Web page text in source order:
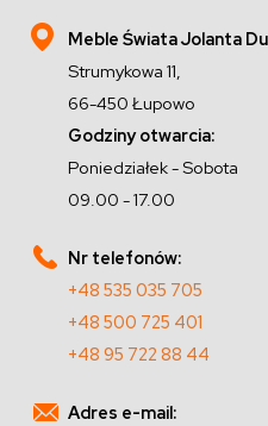
Meble Świata Jolanta
Strumykowa 11,
66-450 Łupowo
Godziny otwarcia:
Poniedziałek - Sobota
09.00 - 17.00
Nr telefonów:
+48 535 035 705
+48 500 725 401
+48 95 722 88 44
Adres e-mail: